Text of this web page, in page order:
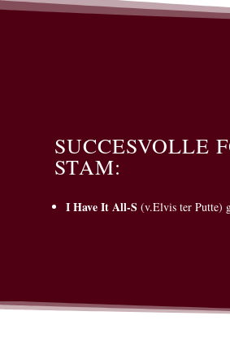
SUCCESVOLLE
STAM:
I Have It All-S(v.Elvis ter Putte)